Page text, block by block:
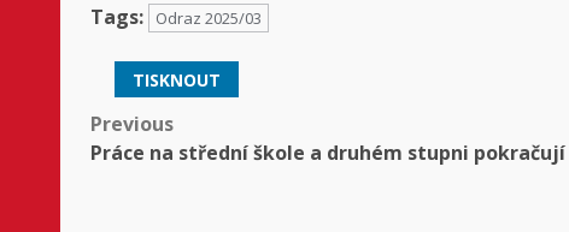
Tags:
Odraz 2025/03
TISKNOUT
Post
Previous
Práce na střední škole a druhém stupni pokračují